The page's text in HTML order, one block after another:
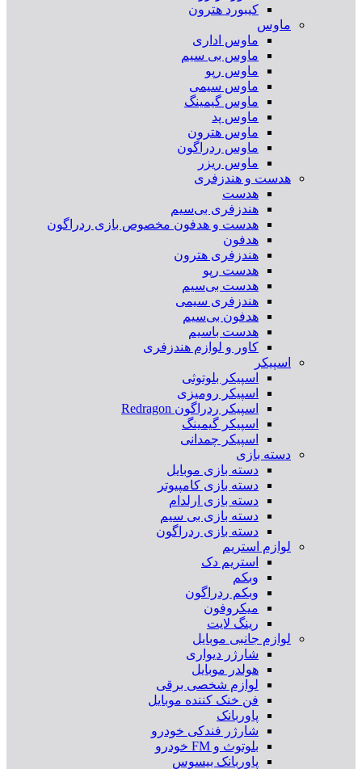
کیبورد هترون
ماوس
ماوس اداری
ماوس بی سیم
ماوس رپو
ماوس سیمی
ماوس گیمینگ
ماوس پد
ماوس هترون
ماوس ردراگون
ماوس ریزر
هدست و هندزفری
هدست
هندزفری بی‌سیم
هدست و هدفون مخصوص بازی ردراگون
هدفون
هندزفری هترون
هدست رپو
هدست بی‌سیم
هندزفری سیمی
هدفون بی‌سیم
هدست باسیم
کاور و لوازم هندزفری
اسپیکر
اسپیکر بلوتوثی
اسپیکر رومیزی
اسپیکر ردراگون Redragon
اسپیکر گیمینگ
اسپیکر چمدانی
دسته بازی
دسته بازی موبایل
دسته بازی کامپیوتر
دسته بازی ارلدام
دسته بازی بی سیم
دسته بازی ردراگون
لوازم استریم
استریم دک
وبکم
وبکم ردراگون
میکروفون
رینگ لایت
لوازم جانبی موبایل
شارژر دیواری
هولدر موبایل
لوازم شخصی برقی
فن خنک کننده موبایل
پاوربانک
شارژر فندکی خودرو
بلوتوث و FM خودرو
پاوربانک بیسوس